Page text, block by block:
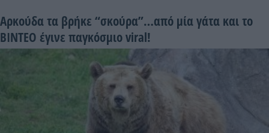
Αρκούδα τα βρήκε “σκούρα”…από μία γάτα και το
ΒΙΝΤΕΟ έγινε παγκόσμιο viral!